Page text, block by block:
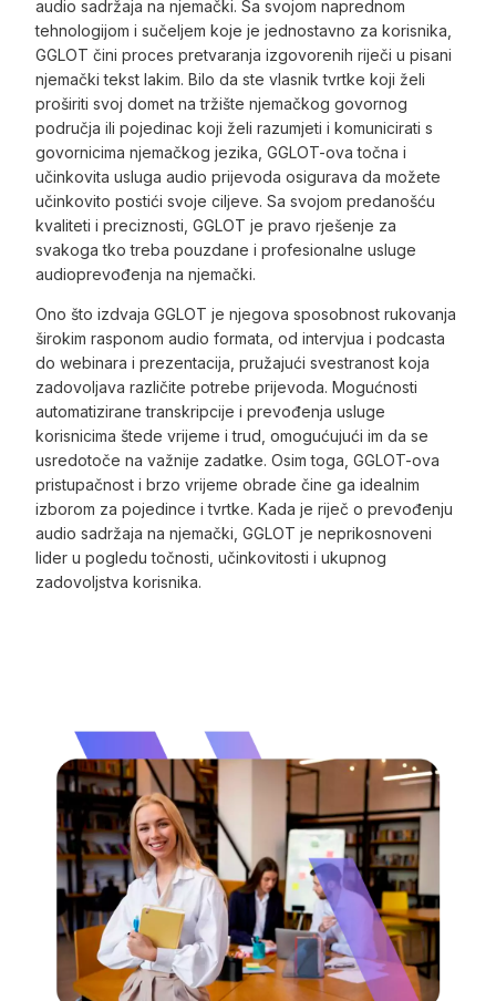
audio sadržaja na njemački. Sa svojom naprednom
tehnologijom i sučeljem koje je jednostavno za korisnika,
GGLOT čini proces pretvaranja izgovorenih riječi u pisani
njemački tekst lakim. Bilo da ste vlasnik tvrtke koji želi
proširiti svoj domet na tržište njemačkog govornog
područja ili pojedinac koji želi razumjeti i komunicirati s
govornicima njemačkog jezika, GGLOT-ova točna i
učinkovita usluga audio prijevoda osigurava da možete
učinkovito postići svoje ciljeve. Sa svojom predanošću
kvaliteti i preciznosti, GGLOT je pravo rješenje za
svakoga tko treba pouzdane i profesionalne usluge
audioprevođenja na njemački.
Ono što izdvaja GGLOT je njegova sposobnost rukovanja
širokim rasponom audio formata, od intervjua i podcasta
do webinara i prezentacija, pružajući svestranost koja
zadovoljava različite potrebe prijevoda. Mogućnosti
automatizirane transkripcije i prevođenja usluge
korisnicima štede vrijeme i trud, omogućujući im da se
usredotoče na važnije zadatke. Osim toga, GGLOT-ova
pristupačnost i brzo vrijeme obrade čine ga idealnim
izborom za pojedince i tvrtke. Kada je riječ o prevođenju
audio sadržaja na njemački, GGLOT je neprikosnoveni
lider u pogledu točnosti, učinkovitosti i ukupnog
zadovoljstva korisnika.